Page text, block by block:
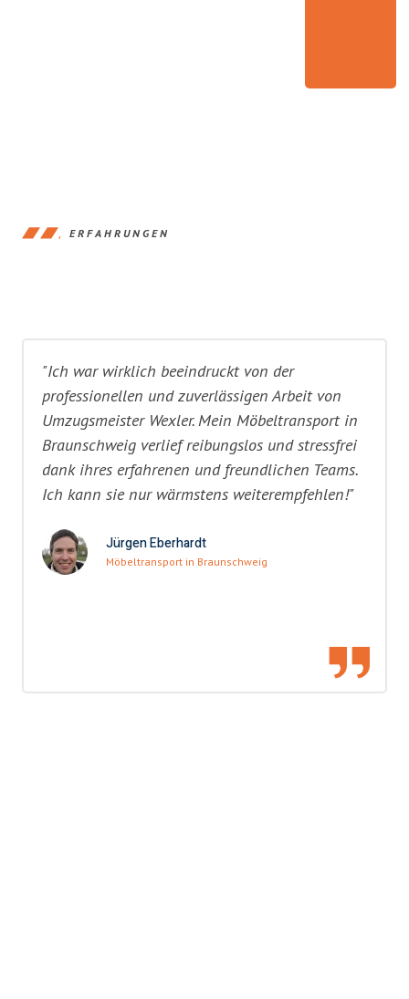
ERFAHRUNGEN
"Ich war wirklich beeindruckt von der
professionellen und zuverlässigen Arbeit von
Umzugsmeister Wexler. Mein Möbeltransport in
Braunschweig verlief reibungslos und stressfrei
dank ihres erfahrenen und freundlichen Teams.
Ich kann sie nur wärmstens weiterempfehlen!"
Jürgen Eberhardt
Möbeltransport in Braunschweig